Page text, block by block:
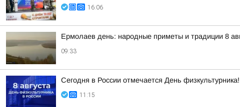
16:06
Ермолаев день: народные приметы и традиции 8
09:33
Сегодня в России отмечается День физкультурника!
11:15